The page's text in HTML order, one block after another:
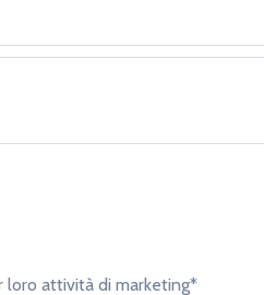
loro attività di marketing*